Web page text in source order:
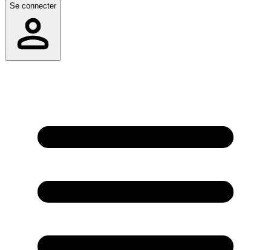
Se connecter